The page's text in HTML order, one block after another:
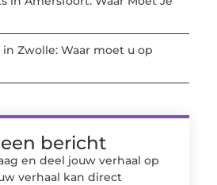
Zwolle: Waar moet u op
bericht
en deel jouw verhaal op
verhaal kan direct